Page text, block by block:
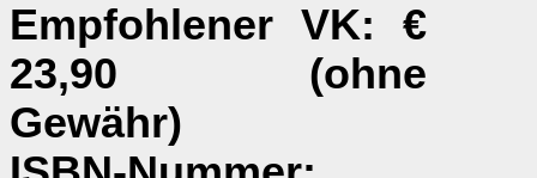
Empfohlener VK: €
23,90 (ohne
Gewähr)